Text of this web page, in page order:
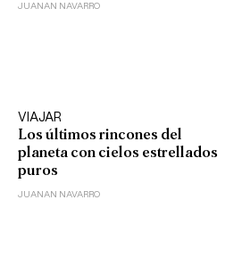
JUANAN NAVARRO
VIAJAR
Los últimos rincones del
planeta con cielos estrellados
puros
JUANAN NAVARRO